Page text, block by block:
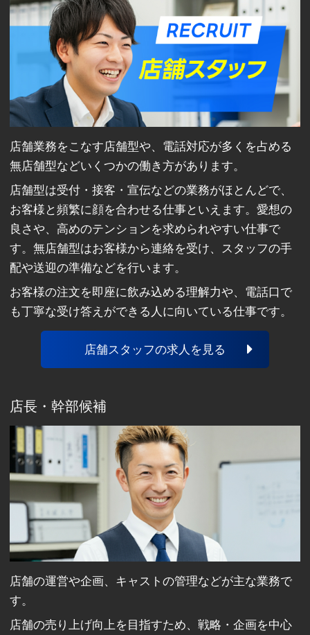
店舗業務をこなす店舗型や、電話対応が多くを占める
無店舗型などいくつかの働き方があります。
店舗型は受付・接客・宣伝などの業務がほとんどで、
お客様と頻繁に顔を合わせる仕事といえます。愛想の
良さや、高めのテンションを求められやすい仕事で
す。無店舗型はお客様から連絡を受け、スタッフの手
配や送迎の準備などを行います。
お客様の注文を即座に飲み込める理解力や、電話口で
も丁寧な受け答えができる人に向いている仕事です。
店舗スタッフの求人を見る
店長・幹部候補
店舗の運営や企画、キャストの管理などが主な業務で
す。
店舗の売り上げ向上を目指すため、戦略・企画を中心